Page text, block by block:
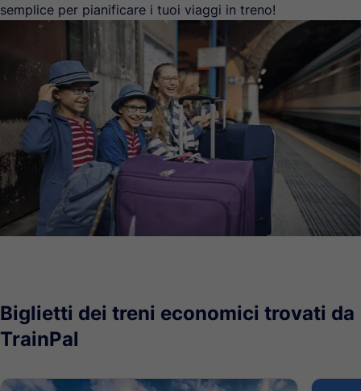
semplice per pianificare i tuoi viaggi in treno!
Biglietti dei treni economici trovati da
TrainPal